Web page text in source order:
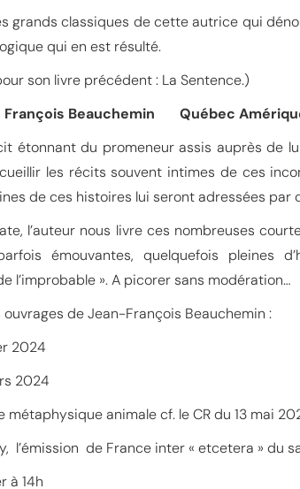
grands classiques de cette autrice qui
qui en est résulté.
son livre précédent : La Sentence.)
Beauchemin Québec
étonnant du promeneur assis auprès de
les récits souvent intimes de ces
de ces histoires lui seront adressées par
l’auteur nous livre ces nombreuses
émouvantes, quelquefois pleines
l’improbable ». A picorer sans modération…
de Jean-François Beauchemin :
2024
2024
animale cf. le CR du 13 mai
l’émission de France inter « etcetera » du
à 14h